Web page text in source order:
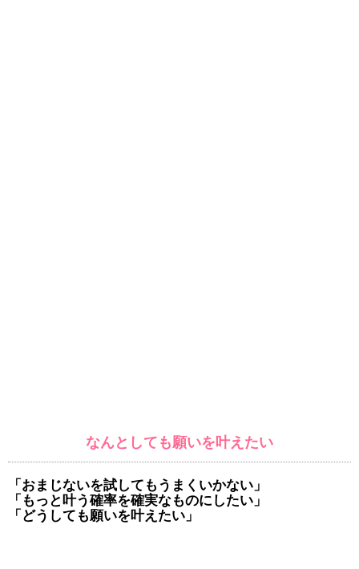
なんとしても願いを叶えたい
「おまじないを試してもうまくいかない」
「もっと叶う確率を確実なものにしたい」
「どうしても願いを叶えたい」